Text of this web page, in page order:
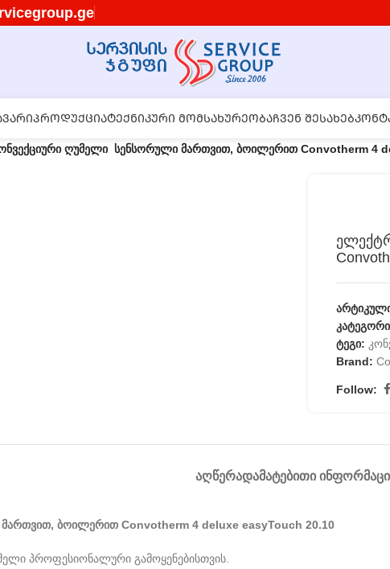
ᲞᲠᲝᲓᲣᲥᲪᲘᲐᲢᲔᲥᲜᲘᲙᲣᲠᲘ ᲛᲝᲛᲡᲐᲮᲣᲠᲔᲝᲑᲐᲩᲕᲔᲜ ᲨᲔᲡᲐᲮᲔᲑ
ღუმელი სენსორული მართვით, ბოილერით Convotherm 4
ტეგი:
Brand:
Follow:
ᲐᲦᲬᲔᲠᲐᲓᲐᲛᲐᲢᲔᲑᲘᲗᲘ
ბოილერით Convotherm 4 deluxe easyTouch 20.10
პროფესიონალური გამოყენებისთვის.